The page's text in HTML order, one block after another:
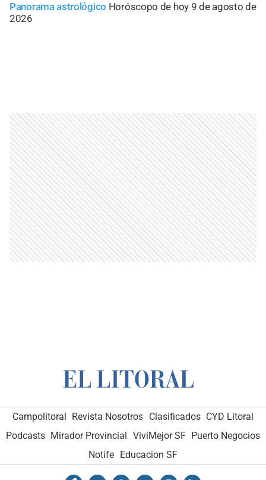
Panorama astrológico Horóscopo de hoy 9 de agosto de
2026
Campolitoral Revista Nosotros Clasificados CYD Litoral
Podcasts Mirador Provincial VivíMejor SF Puerto Negocios
Notife Educacion SF